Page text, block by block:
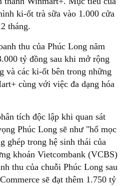
ki-ốt trà sữa vào 1.000 cửa
tháng.
thu của Phúc Long năm
tỷ đồng sau khi mở rộng
và các ki-ốt bên trong những
cùng với việc đa dạng hóa
tích độc lập khi quan sát
Phúc Long sẽ như "hổ mọc
ghép trong hệ sinh thái của
khoán Vietcombank (VCBS)
thu của chuỗi Phúc Long sau
sẽ đạt thêm 1.750 tỷ